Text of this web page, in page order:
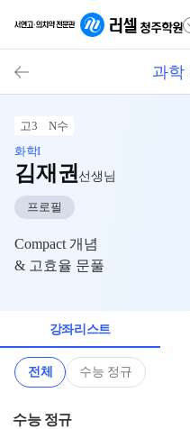
과학
고3
N수
화학I
김재권 선생님
프로필
Compact 개념
& 고효율 문풀
강좌리스트
전체 수능 정규
수능 정규